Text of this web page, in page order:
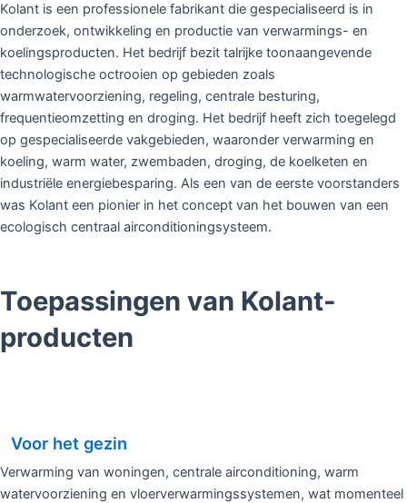
Norwegian
Kolant is een professionele fabrikant die gespecialiseerd is in
onderzoek, ontwikkeling en productie van verwarmings- en
koelingsproducten. Het bedrijf bezit talrijke toonaangevende
technologische octrooien op gebieden zoals
warmwatervoorziening, regeling, centrale besturing,
frequentieomzetting en droging. Het bedrijf heeft zich toegelegd
op gespecialiseerde vakgebieden, waaronder verwarming en
koeling, warm water, zwembaden, droging, de koelketen en
industriële energiebesparing. Als een van de eerste voorstanders
was Kolant een pionier in het concept van het bouwen van een
ecologisch centraal airconditioningsysteem.
Toepassingen van Kolant-
producten
Voor het gezin
Verwarming van woningen, centrale airconditioning, warm
watervoorziening en vloerverwarmingssystemen, wat momenteel